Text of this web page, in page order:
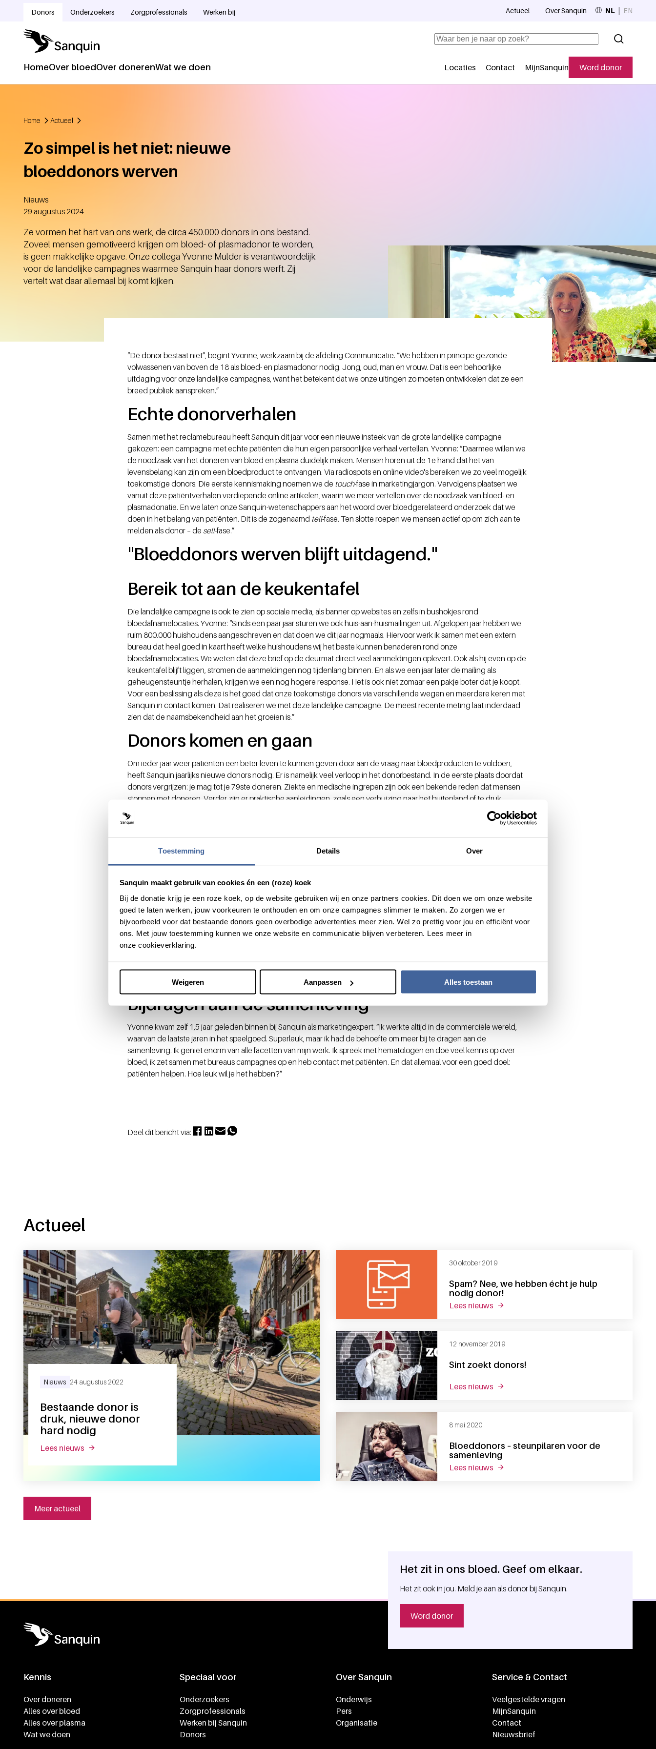
Toestemming Details Over
Sanquin maakt gebruik van cookies én een (roze) koek
Bij de donatie krijg je een roze koek, op de website gebruiken wij en onze partners cookies. Dit doen we om onze website
goed te laten werken, jouw voorkeuren te onthouden en om onze campagnes slimmer te maken. Zo zorgen we er
bijvoorbeeld voor dat bestaande donors geen overbodige advertenties meer zien. Wel zo prettig voor jou en efficiënt voor
ons. Met jouw toestemming kunnen we onze website en communicatie blijven verbeteren. Lees meer in
onze cookieverklaring.
Weigeren Aanpassen Alles toestaan
Donors Onderzoekers Zorgprofessionals Werken bij
Hoofdnavigatie
HomeOver bloedOver donerenWat we doen
Secundaire navigatie
Locaties Contact MijnSanquin Word donor
Actueel Over Sanquin NL EN
Zoeken
Home Actueel
Zo simpel is het niet: nieuwe
bloeddonors werven
Nieuws
Aangemaakt
29 augustus 2024
Ze vormen het hart van ons werk, de circa 450.000 donors in ons bestand.
Zoveel mensen gemotiveerd krijgen om bloed- of plasmadonor te worden,
is geen makkelijke opgave. Onze collega Yvonne Mulder is verantwoordelijk
voor de landelijke campagnes waarmee Sanquin haar donors werft. Zij
vertelt wat daar allemaal bij komt kijken.
“Dé donor bestaat niet”, begint Yvonne, werkzaam bij de afdeling Communicatie. “We hebben in principe gezonde
volwassenen van boven de 18 als bloed- en plasmadonor nodig. Jong, oud, man en vrouw. Dat is een behoorlijke
uitdaging voor onze landelijke campagnes, want het betekent dat we onze uitingen zo moeten ontwikkelen dat ze een
breed publiek aanspreken.”
Echte donorverhalen
Samen met het reclamebureau heeft Sanquin dit jaar voor een nieuwe insteek van de grote landelijke campagne
gekozen: een campagne met echte patiënten die hun eigen persoonlijke verhaal vertellen. Yvonne: “Daarmee willen we
de noodzaak van het doneren van bloed en plasma duidelijk maken. Mensen horen uit de 1e hand dat het van
levensbelang kan zijn om een bloedproduct te ontvangen. Via radiospots en online video's bereiken we zo veel mogelijk
toekomstige donors. Die eerste kennismaking noemen we de touch-fase in marketingjargon. Vervolgens plaatsen we
vanuit deze patiëntverhalen verdiepende online artikelen, waarin we meer vertellen over de noodzaak van bloed- en
plasmadonatie. En we laten onze Sanquin-wetenschappers aan het woord over bloedgerelateerd onderzoek dat we
doen in het belang van patiënten. Dit is de zogenaamd tell-fase. Ten slotte roepen we mensen actief op om zich aan te
melden als donor – de sell-fase.”
"Bloeddonors werven blijft uitdagend."
Bereik tot aan de keukentafel
Die landelijke campagne is ook te zien op sociale media, als banner op websites en zelfs in bushokjes rond
bloedafnamelocaties. Yvonne: “Sinds een paar jaar sturen we ook huis-aan-huismailingen uit. Afgelopen jaar hebben we
ruim 800.000 huishoudens aangeschreven en dat doen we dit jaar nogmaals. Hiervoor werk ik samen met een extern
bureau dat heel goed in kaart heeft welke huishoudens wij het beste kunnen benaderen rond onze
bloedafnamelocaties. We weten dat deze brief op de deurmat direct veel aanmeldingen oplevert. Ook als hij even op de
keukentafel blijft liggen, stromen de aanmeldingen nog tijdenlang binnen. En als we een jaar later de mailing als
geheugensteuntje herhalen, krijgen we een nog hogere response. Het is ook niet zomaar een pakje boter dat je koopt.
Voor een beslissing als deze is het goed dat onze toekomstige donors via verschillende wegen en meerdere keren met
Sanquin in contact komen. Dat realiseren we met deze landelijke campagne. De meest recente meting laat inderdaad
zien dat de naamsbekendheid aan het groeien is.”
Donors komen en gaan
Om ieder jaar weer patiënten een beter leven te kunnen geven door aan de vraag naar bloedproducten te voldoen,
heeft Sanquin jaarlijks nieuwe donors nodig. Er is namelijk veel verloop in het donorbestand. In de eerste plaats doordat
donors vergrijzen: je mag tot je 79ste doneren. Ziekte en medische ingrepen zijn ook een bekende reden dat mensen
stoppen met doneren. Verder zijn er praktische aanleidingen, zoals een verhuizing naar het buitenland of te druk
wegens andere verplichtingen. “Daarnaast weten we dat uiteindelijk niet iedereen die zich inschrijft ook daadwerkelijk
komt doneren”, zegt Yvonne. “Er ligt dus ook een uitdaging om onze donors te behouden waar het kan.”
“Bij Sanquin kan ik mijn marketingkennis inzetten
voor het goede doel.”
Extra uitdaging
Een extra uitdaging is het werven van mensen met een niet-westerse afkomst. Yvonne: “Wij hebben bloed nodig voor de
hele Nederlandse bevolking, met alle soorten bloedgroepen. De bloedgroepen van mensen met dezelfde afkomst lijken
sterk op elkaar en hebben de beste match tussen donor en ontvanger. Inmiddels weten we dat er zo'n 380
superbelangrijk dat we een divers donorbestand hebben om alle patiënten zo goed mogelijk te kunnen voorzien van de
juiste bloedproducten. Daarom hebben we in onze landelijke campagne ook juist een diversiteit aan patiënten. ”
Bijdragen aan de samenleving
Yvonne kwam zelf 1,5 jaar geleden binnen bij Sanquin als marketingexpert. “Ik werkte altijd in de commerciële wereld,
waarvan de laatste jaren in het speelgoed. Superleuk, maar ik had de behoefte om meer bij te dragen aan de
samenleving. Ik geniet enorm van alle facetten van mijn werk. Ik spreek met hematologen en doe veel kennis op over
bloed, ik zet samen met bureaus campagnes op en heb contact met patiënten. En dat allemaal voor een goed doel:
patiënten helpen. Hoe leuk wil je het hebben?”
Deel dit bericht via:
Actueel
Bestaande donor is
druk, nieuwe donor
hard nodig
Nieuws 24 augustus 2022
lees nieuws over bestaande donor is druk, nieuwe donor hard nodig
Spam? Nee, we hebben écht je hulp
nodig donor!
30 oktober 2019
lees nieuws over spam? nee, we hebben écht je hulp
Sint zoekt donors!
12 november 2019
lees nieuws over sint zoekt donors!
Bloeddonors – steunpilaren voor de
samenleving
8 mei 2020
lees nieuws over bloeddonors – steunpilaren voor de
Meer actueel
Het zit in ons bloed. Geef om elkaar.
Het zit ook in jou. Meld je aan als donor bij Sanquin.
Word donor
Kennis
Over doneren
Alles over bloed
Alles over plasma
Wat we doen
Speciaal voor
Onderzoekers
Zorgprofessionals
Werken bij Sanquin
Donors
Over Sanquin
Onderwijs
Pers
Organisatie
Service & Contact
Veelgestelde vragen
MijnSanquin
Contact
Nieuwsbrief